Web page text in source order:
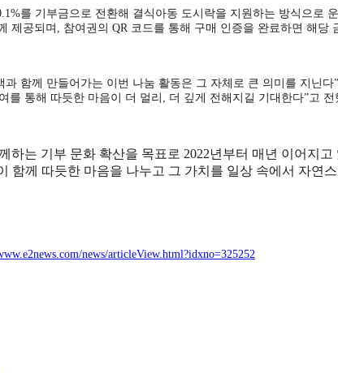
를 기부금으로 전환해 결식아동 도시락을 지원하는 방식으로
제공되며, 참여권의 QR 코드를 통해 구매 인증을 완료하면 해당
과 함께 만들어가는 이번 나눔 활동은 그 자체로 큰 의미를 지닌다
를 통해 따듯한 마음이 더 멀리, 더 깊게 전해지길 기대한다”고 전
하는 기부 문화 확산을 목표로 2022년부터 매년 이어지
함께 따듯한 마음을 나누고 그 가치를 일상 속에서 자연
news/articleView.html?idxno=325252